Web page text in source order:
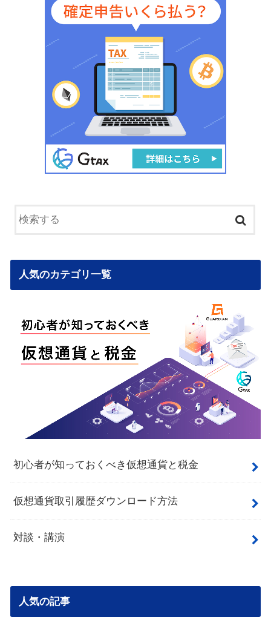
人気のカテゴリ一覧
初心者が知っておくべき仮想通貨と税金
仮想通貨取引履歴ダウンロード方法
対談・講演
人気の記事